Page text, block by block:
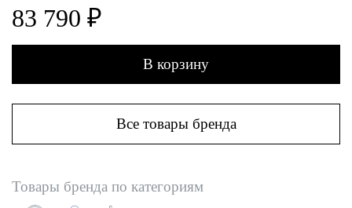
83 790 ₽
В корзину
Все товары бренда
Товары бренда по категориям